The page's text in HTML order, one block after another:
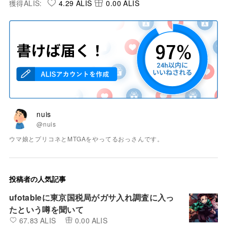
獲得ALIS: 4.29 ALIS 0.00 ALIS
nuis
@nuis
ウマ娘とプリコネとMTGAをやってるおっさんです。
投稿者の人気記事
ufotableに東京国税局がガサ入れ調査に入っ
たという噂を聞いて
67.83 ALIS 0.00 ALIS